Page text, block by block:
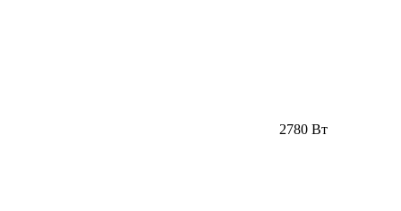
2780 Вт